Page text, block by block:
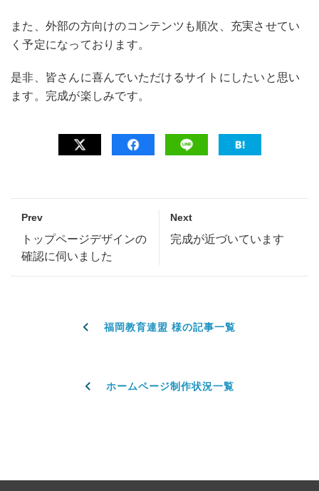
また、外部の方向けのコンテンツも順次、充実させてい
く予定になっております。
是非、皆さんに喜んでいただけるサイトにしたいと思い
ます。完成が楽しみです。
Prev
トップページデザインの
確認に伺いました
Next
完成が近づいています
福岡教育連盟 様の記事一覧
ホームページ制作状況一覧